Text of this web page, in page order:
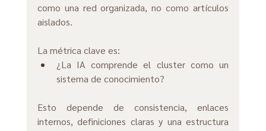
como una red organizada, no como artículos
aislados.
La métrica clave es:
¿La IA comprende el cluster como un
sistema de conocimiento?
Esto depende de consistencia, enlaces
internos, definiciones claras y una estructura